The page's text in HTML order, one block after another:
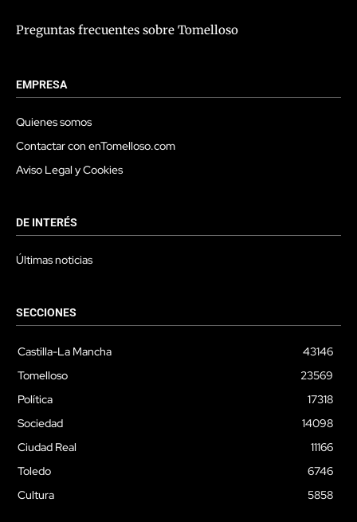
Preguntas frecuentes sobre Tomelloso
EMPRESA
Quienes somos
Contactar con enTomelloso.com
Aviso Legal y Cookies
DE INTERÉS
Últimas noticias
SECCIONES
Castilla-La Mancha
43146
Tomelloso
23569
Política
17318
Sociedad
14098
Ciudad Real
11166
Toledo
6746
Cultura
5858